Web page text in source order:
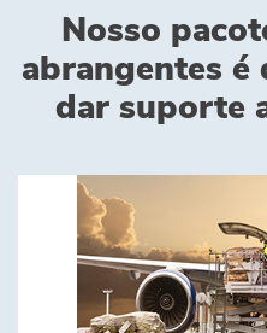
Nosso
abrangentes é
dar suporte